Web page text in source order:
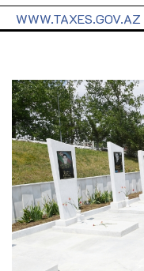
WWW.TAXES.GOV.AZ